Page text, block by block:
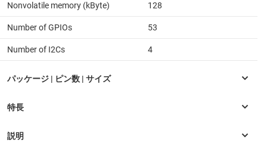
Nonvolatile memory (kByte) 128
Number of GPIOs 53
Number of I2Cs 4